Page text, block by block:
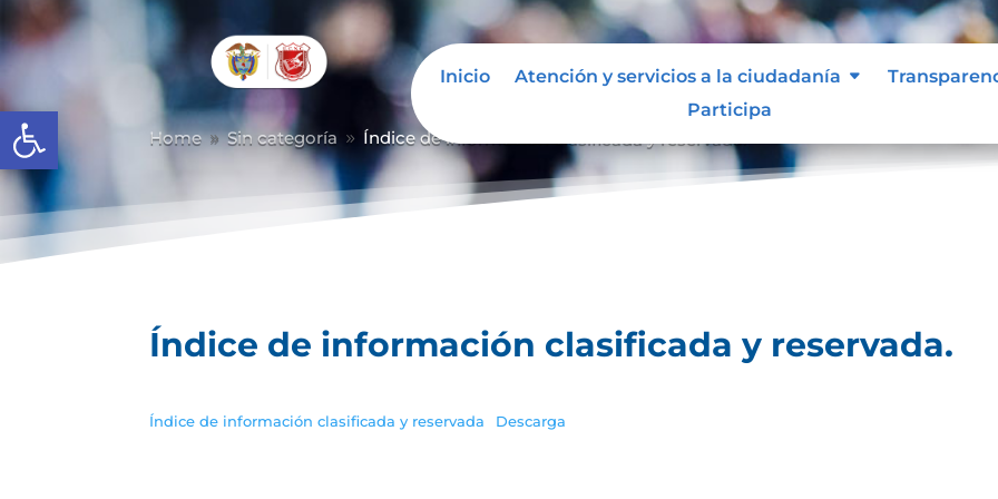
Abrir barra de herramientas
Inicio Atención y servicios a la ciudadanía
Participa
Home 9 Sin categoría 9 Índice de información clasificada y reservada.
Índice de información clasificada y reservada.
Índice de información clasificada y reservada Descarga